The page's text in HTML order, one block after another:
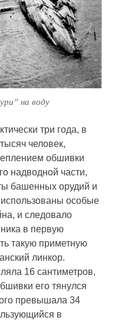
на воду
три года, в
человек,
обшивки
надводной части,
башенных орудий и
особые
и следовало
в первую
такую приметную
линкор.
16 сантиметров,
его тянулся
превышала 34
в